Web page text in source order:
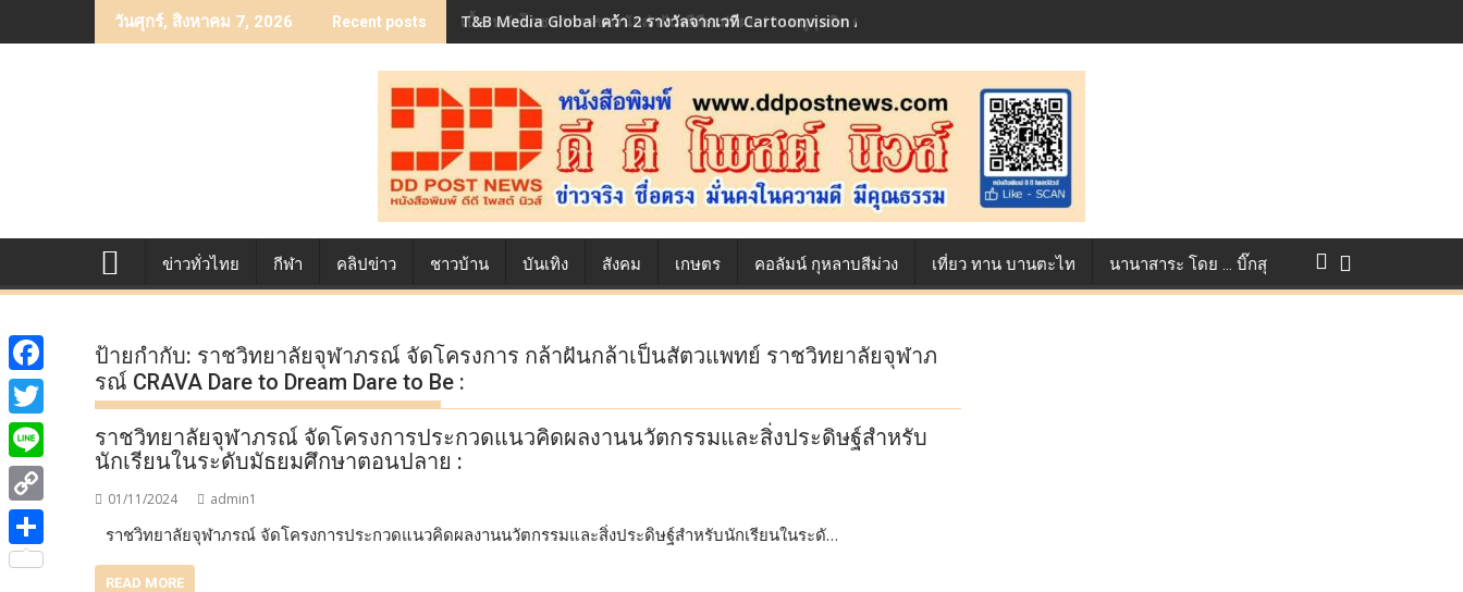
to
วันศุกร์, สิงหาคม 7, 2026 Recent posts T&B Media Global คว้า 2 รางวัลจากเวที Cartoonvision Animation Contest ตอกย้ำศักยภาพแอนิเมชันไทยบนเวทีนานาชาติ ที่ประเทศอังกฤษ :
เบื้องหลังโภชนาการของนักล่าฝัน ซีพีเอฟ เผย 10 เมนูสุดฮิต ตลอดเส้นทางการแข่งขัน True AF 2026 :
ข่าวทั่วไทย กีฬา คลิปข่าว ชาวบ้าน บันเทิง สังคม เกษตร คอลัมน์ กุหลาบสีม่วง เที่ยว ทาน บานตะไท นานาสาระ โดย … บิ๊กสุ
ป้ายกำกับ: ราชวิทยาลัยจุฬาภรณ์ จัดโครงการ กล้าฝันกล้าเป็นสัตวแพทย์ ราชวิทยาลัยจุฬาภ
รณ์ CRAVA Dare to Dream Dare to Be :
ราชวิทยาลัยจุฬาภรณ์ จัดโครงการประกวดแนวคิดผลงานนวัตกรรมและสิ่งประดิษฐ์สำหรับ
นักเรียนในระดับมัธยมศึกษาตอนปลาย :
01/11/2024 admin1
ราชวิทยาลัยจุฬาภรณ์ จัดโครงการประกวดแนวคิดผลงานนวัตกรรมและสิ่งประดิษฐ์สำหรับนักเรียนในระดั…
READ MORE
F
a
c
e
b
o
T
w
i
t
t
L
i
n
C
o
S